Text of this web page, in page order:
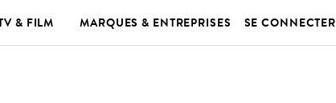
& FILM MARQUES & ENTREPRISES SE CONNECTER